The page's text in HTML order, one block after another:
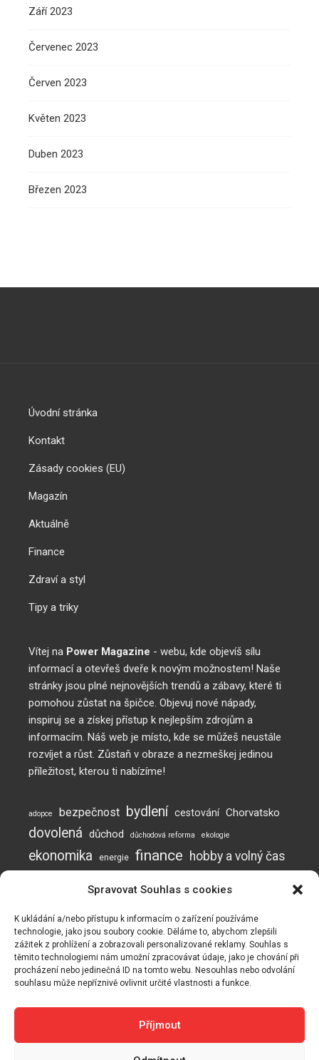
Spravovat Souhlas s cookies
K ukládání a/nebo přístupu k informacím o zařízení používáme
technologie, jako jsou soubory cookie. Děláme to, abychom zlepšili
zážitek z prohlížení a zobrazovali personalizované reklamy. Souhlas s
těmito technologiemi nám umožní zpracovávat údaje, jako je chování při
procházení nebo jedinečná ID na tomto webu. Nesouhlas nebo odvolání
souhlasu může nepříznivě ovlivnit určité vlastnosti a funkce.
Příjmout
Naše webové stránky používají soubory cookie ke zlepšení a
přizpůsobení vašeho zážitku a k zobrazování reklam (pokud
existují). Naše webové stránky mohou také obsahovat
soubory cookie od třetích stran, jako je Google Adsense,
osobních údajů. Klikněte prosím na tlačítko a zkontrolujte naše
zásady ochrany osobních údajů.
Září 2023
Červenec 2023
Červen 2023
Květen 2023
Duben 2023
Březen 2023
Úvodní stránka
Kontakt
Zásady cookies (EU)
Magazín
Aktuálně
Finance
Zdraví a styl
Tipy a triky
Vítej na Power Magazine - webu, kde objevíš sílu
informací a otevřeš dveře k novým možnostem! Naše
stránky jsou plné nejnovějších trendů a zábavy, které ti
pomohou zůstat na špičce. Objevuj nové nápady,
inspiruj se a získej přístup k nejlepším zdrojům a
informacím. Náš web je místo, kde se můžeš neustále
rozvíjet a růst. Zůstaň v obraze a nezmeškej jedinou
příležitost, kterou ti nabízíme!
adopce bezpečnost bydlení cestování Chorvatsko
dovolená důchod důchodová reforma ekologie
ekonomika energie finance hobby a volný čas
mužská neplodnost
Neplodnost
pes plodnost podvod podvody potraviny prevence práce
psí online škola rady a tipy recyklace
spánek testosteron turismus valorizace vaření vzdělávání
výcvik psa zdraví